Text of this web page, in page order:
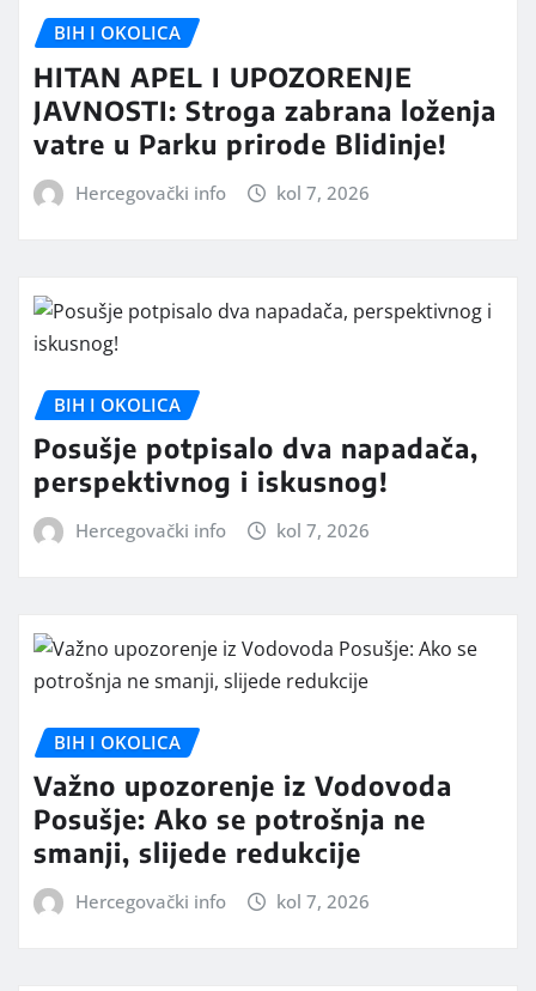
BIH I OKOLICA
HITAN APEL I UPOZORENJE
JAVNOSTI: Stroga zabrana loženja
vatre u Parku prirode Blidinje!
Hercegovački info kol 7, 2026
BIH I OKOLICA
Posušje potpisalo dva napadača,
perspektivnog i iskusnog!
Hercegovački info kol 7, 2026
BIH I OKOLICA
Važno upozorenje iz Vodovoda
Posušje: Ako se potrošnja ne
smanji, slijede redukcije
Hercegovački info kol 7, 2026